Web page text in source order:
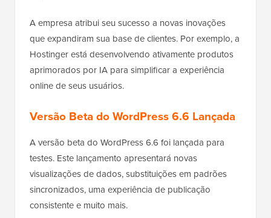
A empresa atribui seu sucesso a novas inovações
que expandiram sua base de clientes. Por exemplo, a
Hostinger está desenvolvendo ativamente produtos
aprimorados por IA para simplificar a experiência
online de seus usuários.
Versão Beta do WordPress 6.6 Lançada
A versão beta do WordPress 6.6 foi lançada para
testes. Este lançamento apresentará novas
visualizações de dados, substituições em padrões
sincronizados, uma experiência de publicação
consistente e muito mais.